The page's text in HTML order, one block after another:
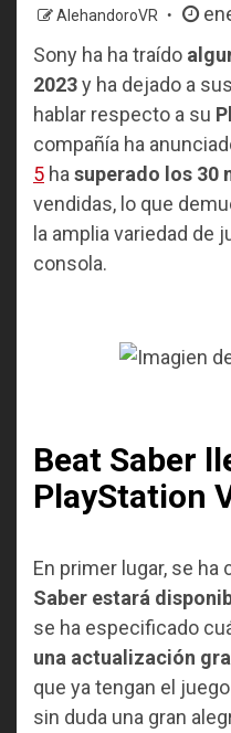
AlehandoroVR
Sony ha ha traído
2023y ha dejado a
hablar respecto a su
compañía ha
5 ha superado los 30
vendidas, lo que
la amplia variedad de
consola.
Beat Saber
PlayStation
En primer lugar, se ha
Saber estará
se ha especificado
una actualización
que ya tengan el
sin duda una gran